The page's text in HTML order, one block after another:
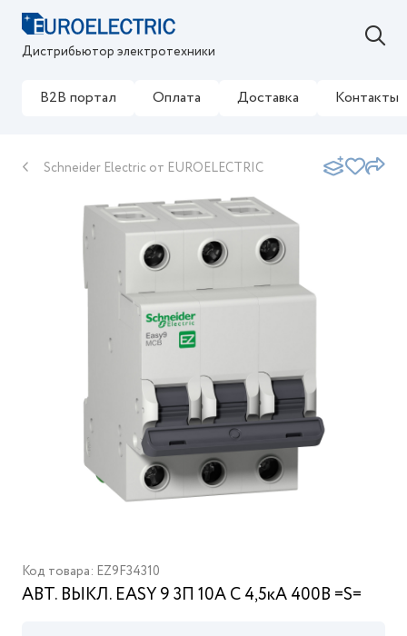
Дистрибьютор электротехники
B2B портал Оплата Доставка Контакты
Schneider Electric от EUROELECTRIC
Код товара: EZ9F34310
АВТ. ВЫКЛ. EASY 9 3П 10А С 4,5кА 400В =S=